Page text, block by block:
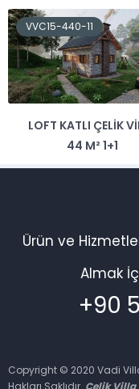
VVC15-440-11
LOFT KATLI ÇELIK
44 M² 1+1
Ürün ve
Almak
+90
Copyright © 2020 Vadi